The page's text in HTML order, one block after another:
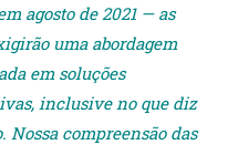
agosto de 2021 — as
uma abordagem
em soluções
inclusive no que diz
Nossa compreensão das